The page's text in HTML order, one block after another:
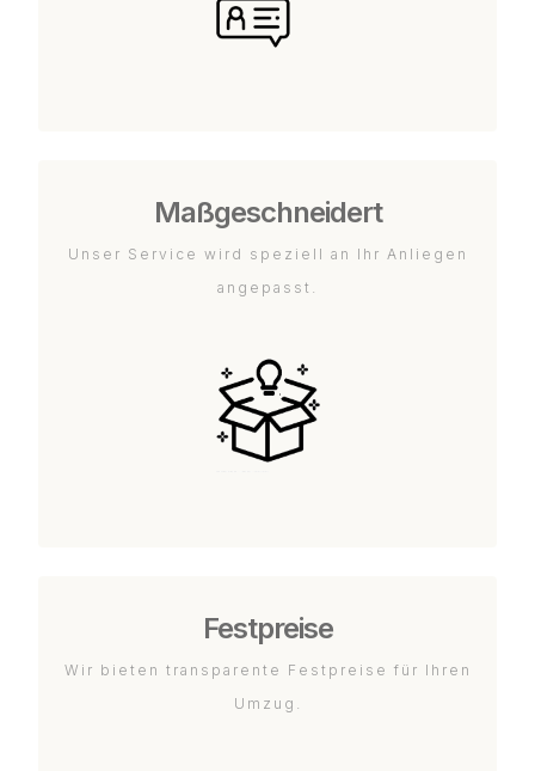
Maßgeschneidert
Unser Service wird speziell an Ihr Anliegen
angepasst.
Festpreise
Wir bieten transparente Festpreise für Ihren
Umzug.